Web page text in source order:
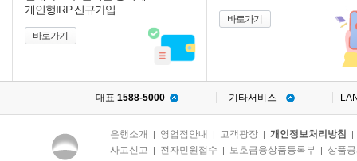
개인형IRP 신규가입
바로가기
바로가기
대표 1588-5000 기타서비스
은행소개 영업점안내 고객광장| 개인정보처리방침
사고신고 전자민원접수 보호금융상품등록부 상품